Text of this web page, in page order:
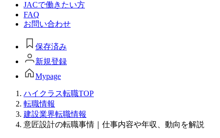
JACで働きたい方
FAQ
お問い合わせ
保存済み
新規登録
Mypage
ハイクラス転職TOP
転職情報
建設業界転職情報
意匠設計の転職事情｜仕事内容や年収、動向を解説